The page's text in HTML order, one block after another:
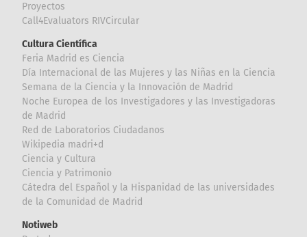
Proyectos
Call4Evaluators RIVCircular
Cultura Científica
Feria Madrid es Ciencia
Día Internacional de las Mujeres y las Niñas en la Ciencia
Semana de la Ciencia y la Innovación de Madrid
Noche Europea de los Investigadores y las Investigadoras
de Madrid
Red de Laboratorios Ciudadanos
Wikipedia madri+d
Ciencia y Cultura
Ciencia y Patrimonio
Cátedra del Español y la Hispanidad de las universidades
de la Comunidad de Madrid
Notiweb